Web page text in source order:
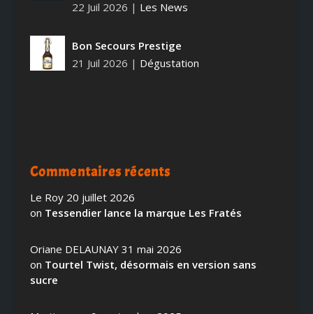
22 Juil 2026 | Les News
Bon Secours Prestige
21 Juil 2026 | Dégustation
Commentaires récents
Le Roy 20 juillet 2026
on Tessendier lance la marque Les Fratés
Oriane DELAUNAY 31 mai 2026
on Tourtel Twist, désormais en version sans
sucre